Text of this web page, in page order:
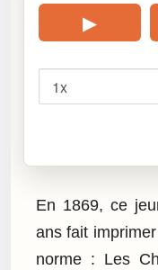
▶
En 1869, ce
ans fait
norme : Les